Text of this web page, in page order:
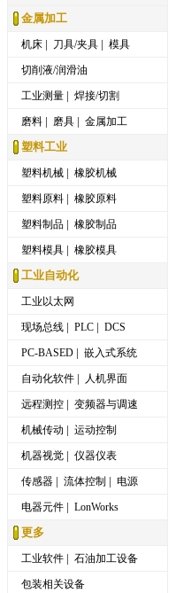
金属加工
机床 | 刀具/夹具 | 模具
切削液/润滑油
工业测量 | 焊接/切割
磨料 | 磨具 | 金属加工
塑料工业
塑料机械 | 橡胶机械
塑料原料 | 橡胶原料
塑料制品 | 橡胶制品
塑料模具 | 橡胶模具
工业自动化
工业以太网
现场总线 | PLC | DCS
PC-BASED | 嵌入式系统
自动化软件 | 人机界面
远程测控 | 变频器与调速
机械传动 | 运动控制
机器视觉 | 仪器仪表
传感器 | 流体控制 | 电源
电器元件 | LonWorks
更多
工业软件 | 石油加工设备
包装相关设备